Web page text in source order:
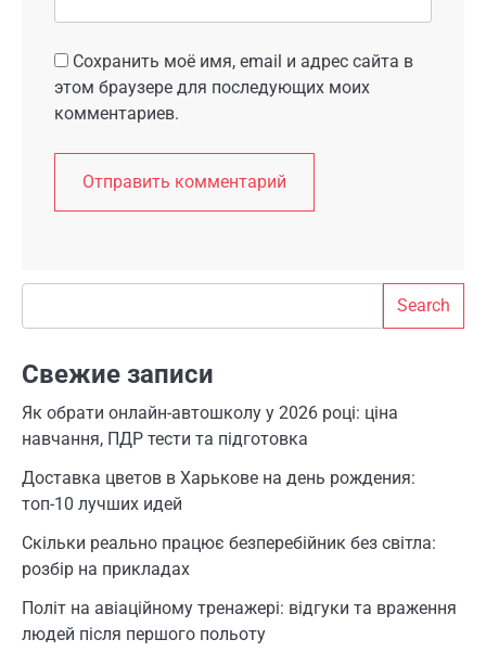
Сохранить моё имя, email и адрес сайта в
этом браузере для последующих моих
комментариев.
Search
Свежие записи
Як обрати онлайн-автошколу у 2026 році: ціна
навчання, ПДР тести та підготовка
Доставка цветов в Харькове на день рождения:
топ-10 лучших идей
Скільки реально працює безперебійник без світла:
розбір на прикладах
Політ на авіаційному тренажері: відгуки та враження
людей після першого польоту